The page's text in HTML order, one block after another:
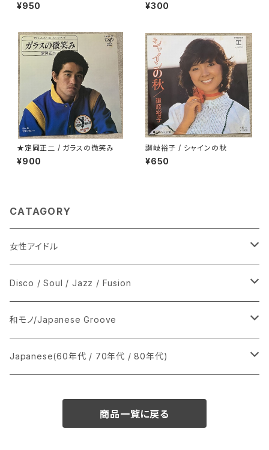
¥950 ¥300
★定岡正二 / ガラスの微笑み
¥900
讃岐裕子 / シャインの秋
¥650
CATAGORY
女性アイドル
シングル盤
あ行
か行
LP
CD
Disco / Soul / Jazz / Fusion
シングル盤
A
12インチ・シングル
和モノ/Japanese Groove
シングル盤
Japanese(60年代 / 70年代 / 80年代)
商品一覧に戻る